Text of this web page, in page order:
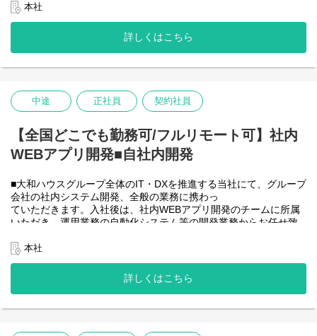
＜クライアントは大和ハウスグループ全体＞
出資は大和ハウス本体になりますが、売上好調かつDX推進の優先
度が高いため、投資を惜しむことはありません。
潤沢なリソースのもと、最上流から変革を進めていくことが可能
社後の勤務地は問いません。また、働く時間に制限もなく、月160
時間の勤務で、午前５時～２２時までの間であれば、自由な時間
に働いていただけます。業務を途中で中断したり、働く時間を調
整できるので、家事、育児、介護などとの両立も可能です。社員
ると思っておりますのでフルフレックスです。
＜クライアントは大和ハウスグループ全体＞
名の
全てに関わるシステムを担っています。
出資は大和ハウス本体になりますが、売上好調かつDX推進の優先
潤沢なリソースのもと、最上流から変革を進めていくことが可能
です。
＜詳細な業務例／基本的な技術仕様＞
業務ヒアリング、要件定義、基本設計、詳細設計、実装、テス
ト、リリースまで開発作業を一気通貫で担当していただきます。
環境の運用・保守までをお任せします。
使用ツール：
-UiPath
-AI-OCR/DX Suite
本社
詳しくはこちら
中途 正社員 契約社員
【全国どこでも勤務可/フルリモート可】社内
WEBアプリ開発■自社内開発
■大和ハウスグループ全体のIT・DXを推進する当社にて、グループ
会社の社内システム開発、全般の業務に携わっ
ていただきます。入社後は、社内WEBアプリ開発のチームに所属
いただき、運用業務の自動化システム等の開発業務からお任せ致
【将来的に】要件定義から設計、運用まで全般を行い、早い段階
で技術スペシャリストとして、技術面からメンバーを引っ張って
いただく役割を期待しています。
会社としてDX推進を進める中、AIを使って新たな価値を生む仕
す！
本社
詳しくはこちら